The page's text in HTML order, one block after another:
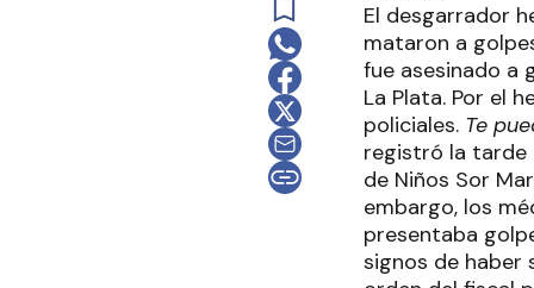
El desgarrador
mataron a
fue asesinado a
La Plata. Por el
policiales. Te
registró la tarde
de Niños Sor
embargo, los
presentaba
signos de haber